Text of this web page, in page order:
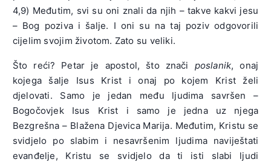
4,9) Međutim, svi su oni znali da njih – takve kakvi jesu
– Bog poziva i šalje. I oni su na taj poziv odgovorili
cijelim svojim životom. Zato su veliki.
Što reći? Petar je apostol, što znači poslanik, onaj
kojega šalje Isus Krist i onaj po kojem Krist želi
djelovati. Samo je jedan među ljudima savršen –
Bogočovjek Isus Krist i samo je jedna uz njega
Bezgrešna – Blažena Djevica Marija. Međutim, Kristu se
svidjelo po slabim i nesavršenim ljudima naviještati
evanđelje, Kristu se svidjelo da ti isti slabi ljudi